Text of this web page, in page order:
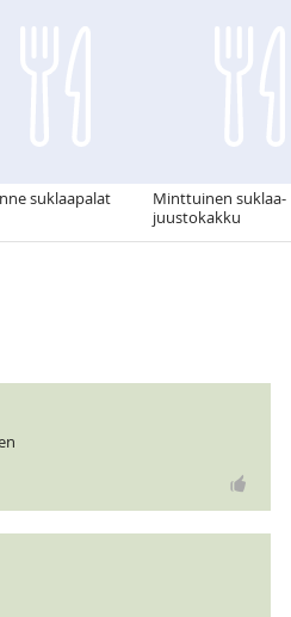
suklaapalat
Minttuinen suklaa-
juustokakku